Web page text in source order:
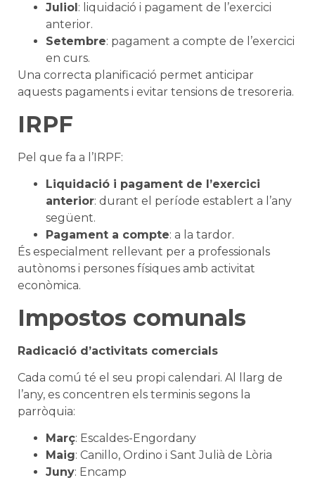
Juliol : liquidació i pagament de l’exercici
anterior.
Setembre: pagament a compte de l’exercici
en curs.
Una correcta planificació permet anticipar
aquests pagaments i evitar tensions de tresoreria.
IRPF
Pel que fa a l’IRPF:
Liquidació i pagament de l’exercici
anterior: durant el període establert a l’any
següent.
Pagament a compte: a la tardor.
És especialment rellevant per a professionals
autònoms i persones físiques amb activitat
econòmica.
Impostos comunals
Radicació d’activitats comercials
Cada comú té el seu propi calendari. Al llarg de
l’any, es concentren els terminis segons la
parròquia:
Març: Escaldes-Engordany
Maig: Canillo, Ordino i Sant Julià de Lòria
Juny: Encamp